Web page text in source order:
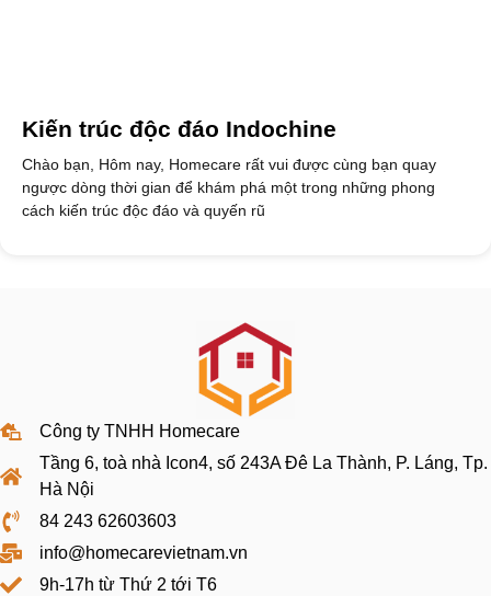
Kiến trúc độc đáo Indochine
Chào bạn, Hôm nay, Homecare rất vui được cùng bạn quay
ngược dòng thời gian để khám phá một trong những phong
cách kiến trúc độc đáo và quyến rũ
Công ty TNHH Homecare
Tầng 6, toà nhà Icon4, số 243A Đê La Thành, P. Láng, Tp.
Hà Nội
84 243 62603603
info@homecarevietnam.vn
9h-17h từ Thứ 2 tới T6